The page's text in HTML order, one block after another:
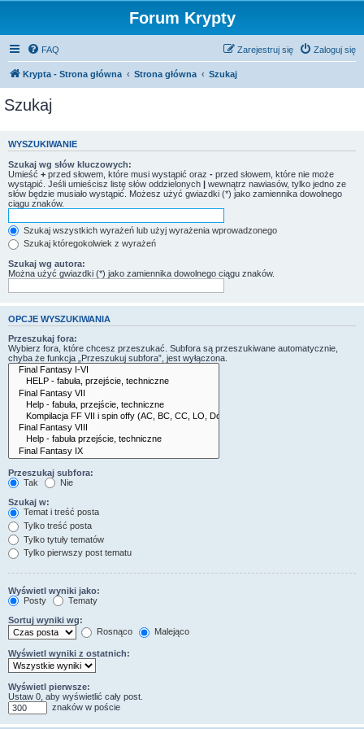
Forum Krypty
FAQ Zaloguj się
Zarejestruj się
Krypta - Strona główna Strona główna Szukaj
Szukaj
WYSZUKIWANIE
Szukaj wg słów kluczowych:
Umieść + przed słowem, które musi wystąpić oraz - przed słowem, które nie może
wystąpić. Jeśli umieścisz listę słów oddzielonych | wewnątrz nawiasów, tylko jedno ze
słów będzie musiało wystąpić. Możesz użyć gwiazdki (*) jako zamiennika dowolnego
ciągu znaków.
Szukaj wszystkich wyrażeń lub użyj wyrażenia wprowadzonego
Szukaj któregokolwiek z wyrażeń
Szukaj wg autora:
Można użyć gwiazdki (*) jako zamiennika dowolnego ciągu znaków.
OPCJE WYSZUKIWANIA
Przeszukaj fora:
Wybierz fora, które chcesz przeszukać. Subfora są przeszukiwane automatycznie,
chyba że funkcja „Przeszukuj subfora”, jest wyłączona.
Przeszukaj subfora:
Tak
Nie
Szukaj w:
Temat i treść posta
Tylko treść posta
Tylko tytuły tematów
Tylko pierwszy post tematu
Wyświetl wyniki jako:
Posty
Tematy
Sortuj wyniki wg:
Rosnąco
Malejąco
Wyświetl wyniki z ostatnich:
Wyświetl pierwsze:
Ustaw 0, aby wyświetlić cały post.
znaków w poście